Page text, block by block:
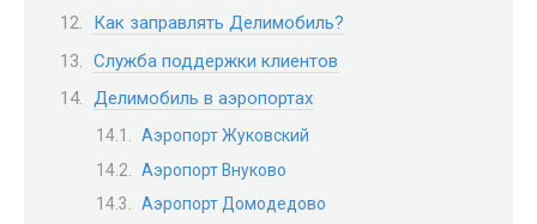
Как заправлять Делимобиль?
Служба поддержки клиентов
Делимобиль в аэропортах
Аэропорт Жуковский
Аэропорт Внуково
Аэропорт Домодедово